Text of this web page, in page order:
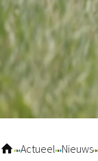
Actueel Nieuws